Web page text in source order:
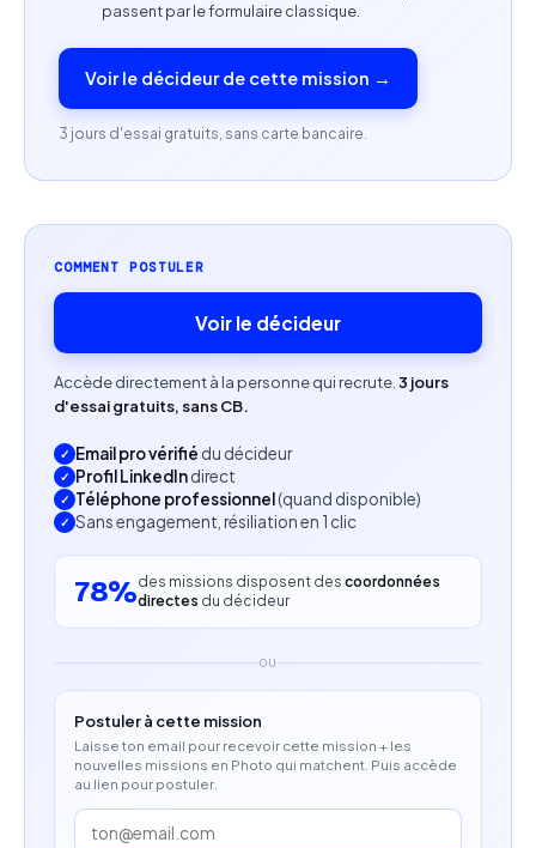
Autonomie et rigueur dans l’organisation.
Bonne condition physique pour la manipulation de
Photographe freelance basé(e) à Lyon ou
alentours.
Portfolio orienté mobilier, design ou photographie
d’intérieur.
de production intensives.
Sens de l’esthétique et de la cohérence visuelle.
passent par le formulaire classique.
Voir le décideur de cette mission →
3 jours d'essai gratuits, sans carte bancaire.
COMMENT POSTULER
Voir le décideur
Accède directement à la personne qui recrute. 3 jours
d'essai gratuits, sans CB.
Email pro vérifié du décideur
Profil LinkedIndirect
Téléphone professionnel(quand disponible)
Sans engagement, résiliation en 1 clic
78%des missions disposent des coordonnées
directes du décideur
OU
Postuler à cette mission
Laisse ton email pour recevoir cette mission + les
nouvelles missions en Photo qui matchent. Puis accède
au lien pour postuler.